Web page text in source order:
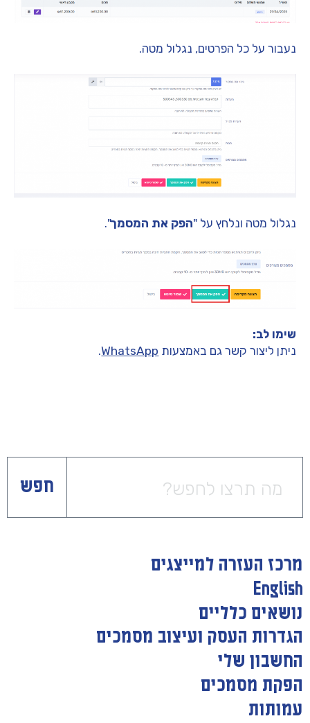
נעבור על כל הפרטים, נגלול מטה.
נגלול מטה ונלחץ על "הפק את המסמך".
שימו לב:
ניתן ליצור קשר גם באמצעות WhatsApp
.
חפש
מרכז העזרה למייצגים
English
נושאים כלליים
הגדרות העסק ועיצוב מסמכים
החשבון שלי
הפקת מסמכים
עמותות